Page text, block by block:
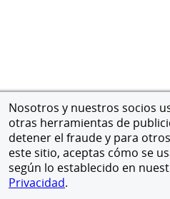
Nosotros y nuestros socios
otras herramientas de
detener el fraude y para
este sitio, aceptas cómo se
según lo establecido en
Privacidad.